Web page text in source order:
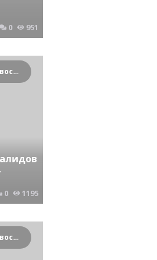
0 951
Криминальные новости Новосибирска и Сибирского региона
0 1195
Криминальные новости Новосибирска и Сибирского региона